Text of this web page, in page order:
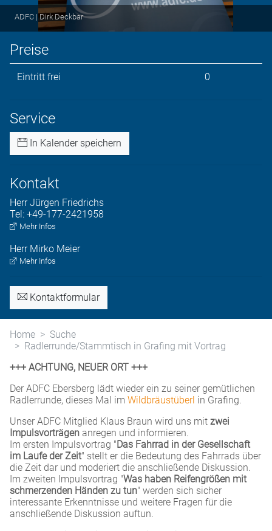
ADFC | Dirk Deckbar
Preise
Eintritt frei 0
Service
In Kalender speichern
Kontakt
Herr Jürgen Friedrichs
Tel: +49-177-2421958
Mehr Infos
Herr Mirko Meier
Mehr Infos
Kontaktformular
Home
Suche
Radlerrunde/Stammtisch in Grafing mit Vortrag
+++ ACHTUNG, NEUER ORT +++
Der ADFC Ebersberg lädt wieder ein zu seiner gemütlichen
Radlerrunde, dieses Mal im Wildbräustüberl in Grafing.
Unser ADFC Mitglied Klaus Braun wird uns mit zwei
Impulsvorträgen anregen und informieren.
Im ersten Impulsvortrag "Das Fahrrad in der Gesellschaft
im Laufe der Zeit" stellt er die Bedeutung des Fahrrads über
die Zeit dar und moderiert die anschließende Diskussion.
Im zweiten Impulsvortrag "Was haben Reifengrößen mit
schmerzenden Händen zu tun" werden sich sicher
interessante Erkenntnisse und weitere Fragen für die
anschließende Diskussion auftun.